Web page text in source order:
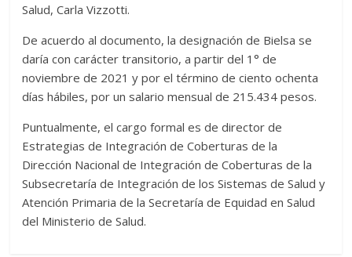
Salud, Carla Vizzotti.
De acuerdo al documento, la designación de Bielsa se
daría con carácter transitorio, a partir del 1° de
noviembre de 2021 y por el término de ciento ochenta
días hábiles, por un salario mensual de 215.434 pesos.
Puntualmente, el cargo formal es de director de
Estrategias de Integración de Coberturas de la
Dirección Nacional de Integración de Coberturas de la
Subsecretaría de Integración de los Sistemas de Salud y
Atención Primaria de la Secretaría de Equidad en Salud
del Ministerio de Salud.